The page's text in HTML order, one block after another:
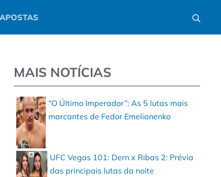
MAIS NOTÍCIAS
“O Último Imperador”: As 5 lutas mais
marcantes de Fedor Emelianenko
UFC Vegas 101: Dern x Ribas 2: Prévia
das principais lutas da noite